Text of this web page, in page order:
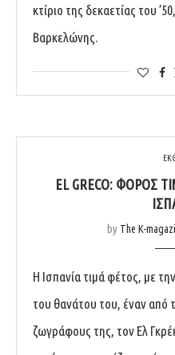
κτίριο της δεκαετίας του
Βαρκελώνης.
EL GRECO: ΦΌΡΟΣ
by The K-
Η Ισπανία τιμά φέτος, με
του θανάτου του, έναν από
ζωγράφους της, τον Ελ